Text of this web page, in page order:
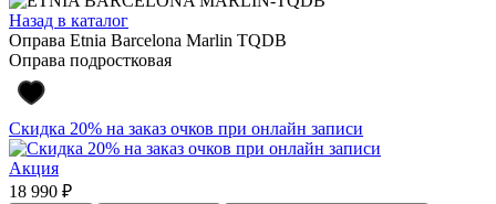
Назад в каталог
Оправа Etnia Barcelona Marlin TQDB
Оправа подростковая
Скидка 20% на заказ очков при онлайн записи
Акция
18 990 ₽